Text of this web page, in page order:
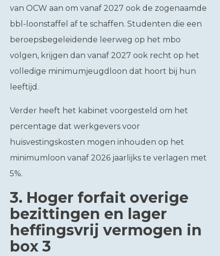
van OCW aan om vanaf 2027 ook de zogenaamde
bbl-loonstaffel af te schaffen. Studenten die een
beroepsbegeleidende leerweg op het mbo
volgen, krijgen dan vanaf 2027 ook recht op het
volledige minimumjeugdloon dat hoort bij hun
leeftijd.
Verder heeft het kabinet voorgesteld om het
percentage dat werkgevers voor
huisvestingskosten mogen inhouden op het
minimumloon vanaf 2026 jaarlijks te verlagen met
5%.
3. Hoger forfait overige
bezittingen en lager
heffingsvrij vermogen in
box 3